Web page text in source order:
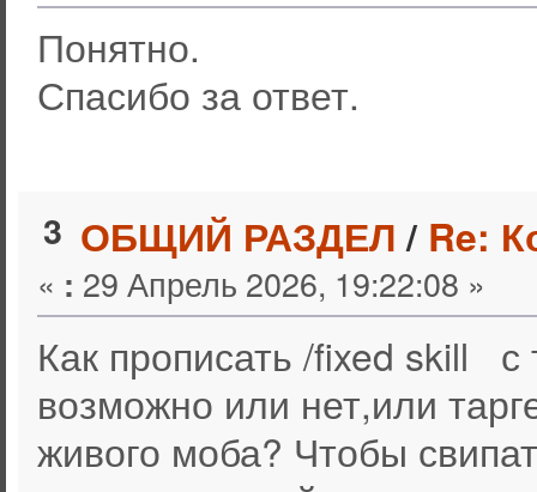
Понятно.
Спасибо за ответ.
3 ОБЩИЙ РАЗДЕЛ/ Re:
« : 29 Апрель 2026, 19:22:08 »
Как прописать /fixed skill с
возможно или нет,или
живого моба? Чтобы